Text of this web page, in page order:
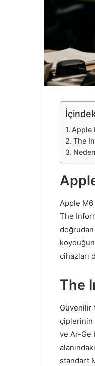
Apple
The
Apple M6
The
cihazları
The
Güvenilir
çiplerinin
ve Ar-Ge
standart